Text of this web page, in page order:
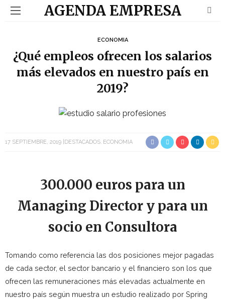
AGENDA EMPRESA
ECONOMIA
¿Qué empleos ofrecen los salarios
más elevados en nuestro país en
2019?
17 SEPTIEMBRE, 2019 DESTACADOS ECONOMIA
300.000 euros para un
Managing Director y para un
socio en Consultora
Tomando como referencia las dos posiciones mejor pagadas
de cada sector, el sector bancario y el financiero son los que
ofrecen las remuneraciones más elevadas actualmente en
nuestro país según muestra un estudio realizado por Spring